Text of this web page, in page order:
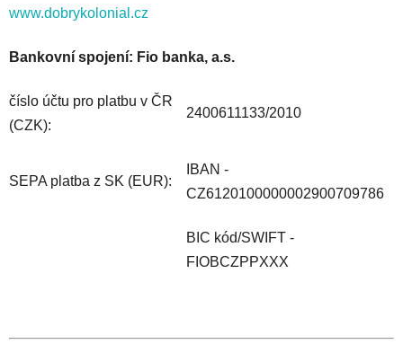
www.dobrykolonial.cz
Bankovní spojení: Fio banka, a.s.
číslo účtu pro platbu v ČR
(CZK):
2400611133/2010
SEPA platba z SK (EUR):
IBAN -
CZ6120100000002900709786
BIC kód/SWIFT -
FIOBCZPPXXX